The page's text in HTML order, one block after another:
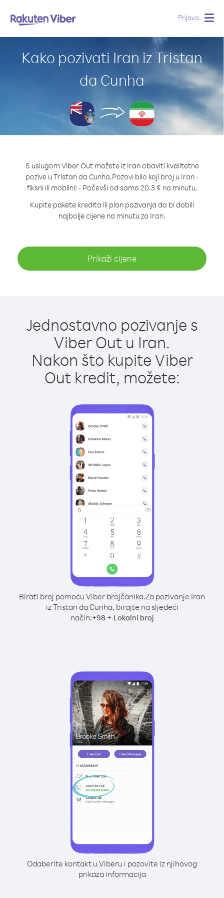
Prijava
Kako pozivati Iran iz Tristan
da Cunha
S uslugom Viber Out možete iz Iran obaviti kvalitetne
pozive u Tristan da Cunha.Pozovi bilo koji broj u Iran -
fiksni ili mobilni! - Počevši od samo 20.3 ¢ na minutu.
Kupite pakete kredita ili plan pozivanja da bi dobili
najbolje cijene na minutu za Iran.
Prikaži cijene
Jednostavno pozivanje s
Viber Out u Iran.
Nakon što kupite Viber
Out kredit, možete:
Birati broj pomoću Viber brojčanika.Za pozivanje Iran
iz Tristan da Cunha, birajte na sljedeći
način:+98 + Lokalni broj
Odaberite kontakt u Viberu i pozovite iz njihovog
prikaza informacija